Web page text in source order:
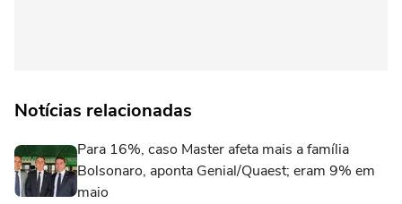
Notícias relacionadas
Para 16%, caso Master afeta mais a família
Bolsonaro, aponta Genial/Quaest; eram 9% em
maio